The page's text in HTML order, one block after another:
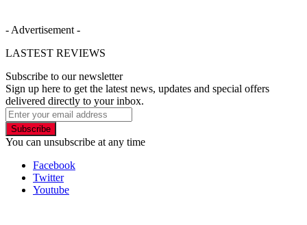
- Advertisement -
LASTEST REVIEWS
Subscribe to our newsletter
Sign up here to get the latest news, updates and special offers
delivered directly to your inbox.
Subscribe
You can unsubscribe at any time
Facebook
Twitter
Youtube